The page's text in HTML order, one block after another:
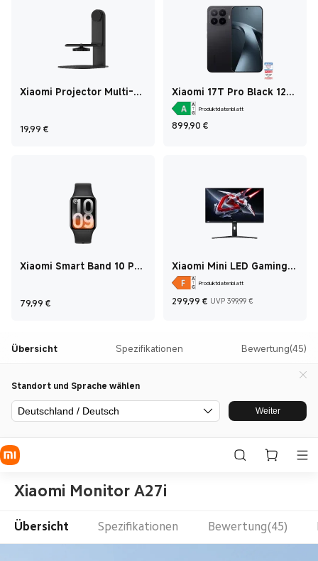
Xiaomi Projector Multi-
19,99 €
Xiaomi 17T Pro Black 12
GB + 512 GBProduktdatenblatt
899,90 €
Xiaomi Smart Band 10 Pro
79,99 €
Xiaomi Mini LED Gaming
Monitor G Pro 27i
Produktdatenblatt
299,99 € Current Price
UVP 399,99 €
Übersicht Spezifikationen Bewertung(45)